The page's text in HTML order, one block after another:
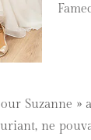
Suzanne »
ne